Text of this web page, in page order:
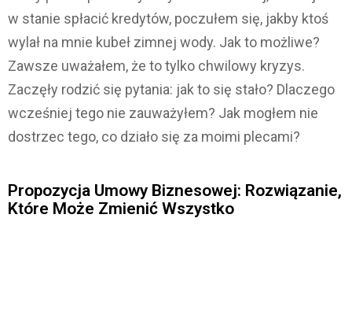
w stanie spłacić kredytów, poczułem się, jakby ktoś
wylał na mnie kubeł zimnej wody. Jak to możliwe?
Zawsze uważałem, że to tylko chwilowy kryzys.
Zaczęły rodzić się pytania: jak to się stało? Dlaczego
wcześniej tego nie zauważyłem? Jak mogłem nie
dostrzec tego, co działo się za moimi plecami?
Propozycja Umowy Biznesowej: Rozwiązanie,
Które Może Zmienić Wszystko